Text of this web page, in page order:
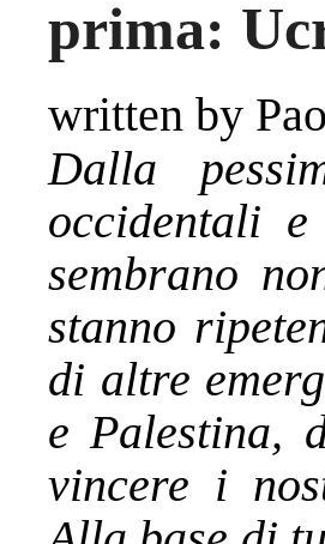
prima:
written by
Dalla
occidentali
sembrano
stanno
di altre
e Palestina,
vincere i